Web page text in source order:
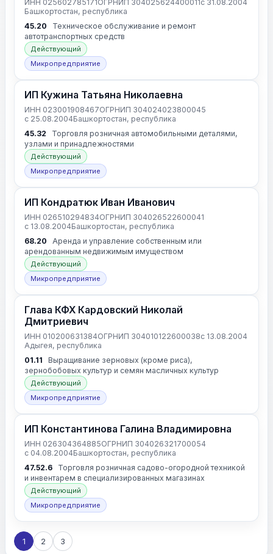
ИНН 025602785171ОГРНИП 304025624400011с 31.08.2004
Башкортостан, республика
45.20
Техническое обслуживание и ремонт
автотранспортных средств
Действующий
Микропредприятие
ИП Кужина Татьяна Николаевна
ИНН 023001908467ОГРНИП 304024023800045
с 25.08.2004Башкортостан, республика
45.32
Торговля розничная автомобильными деталями,
узлами и принадлежностями
Действующий
Микропредприятие
ИП Кондратюк Иван Иванович
ИНН 026510294834ОГРНИП 304026522600041
с 13.08.2004Башкортостан, республика
68.20
Аренда и управление собственным или
арендованным недвижимым имуществом
Действующий
Микропредприятие
Глава КФХ Кардовский Николай
Дмитриевич
ИНН 010200631384ОГРНИП 304010122600038с 13.08.2004
Адыгея, республика
01.11
Выращивание зерновых (кроме риса),
зернобобовых культур и семян масличных культур
Действующий
Микропредприятие
ИП Константинова Галина Владимировна
ИНН 026304364885ОГРНИП 304026321700054
с 04.08.2004Башкортостан, республика
47.52.6
Торговля розничная садово-огородной техникой
и инвентарем в специализированных магазинах
Действующий
Микропредприятие
1 2 3